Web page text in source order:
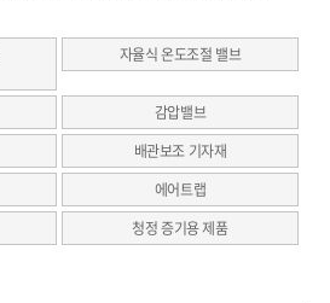
자율식 온도조절 밸브
감압밸브
배관보조 기자재
에어트랩
청정 증기용 제품